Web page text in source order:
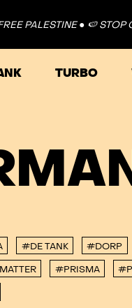
PALESTINE ● 🍉 STOP
TURBO
#DE TANK #DORP
#PRISMA